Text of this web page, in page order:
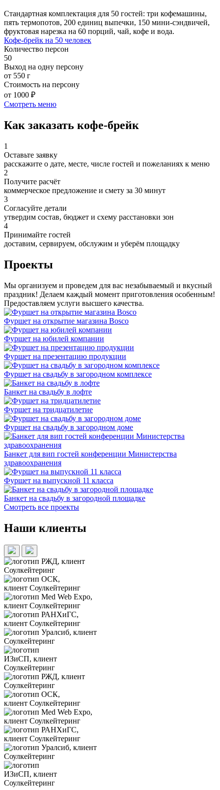
Стандартная комплектация для 50 гостей: три кофемашины,
пять термопотов, 200 единиц выпечки, 150 мини-сэндвичей,
фруктовая нарезка на 60 порций, чай, кофе и вода.
Кофе-брейк на 50 человек
Количество персон
50
Выход на одну персону
от 550 г
Стоимость на персону
от 1000 ₽
Смотреть меню
Как заказать кофе-брейк
1
Оставьте заявку
расскажите о дате, месте, числе гостей и пожеланиях к меню
2
Получите расчёт
коммерческое предложение и смету за 30 минут
3
Согласуйте детали
утвердим состав, бюджет и схему расстановки зон
4
Принимайте гостей
доставим, сервируем, обслужим и уберём площадку
Проекты
Мы организуем и проведем для вас незабываемый и вкусный
праздник! Делаем каждый момент приготовления особенным!
Предоставляем услуги высшего качества.
Фуршет на открытие магазина Bosco
Фуршет на юбилей компании
Фуршет на презентацию продукции
Фуршет на свадьбу в загородном комплексе
Банкет на свадьбу в лофте
Фуршет на тридцатилетие
Фуршет на свадьбу в загородном доме
Банкет для вип гостей конференции Министерства
здравоохранения
Фуршет на выпускной 11 класса
Банкет на свадьбу в загородной площадке
Смотреть все проекты
Наши клиенты